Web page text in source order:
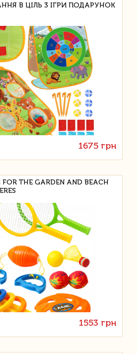
В ЦІЛЬ 3 ІГРИ ПОДАРУНОК
1675 грн
THE GARDEN AND BEACH
1553 грн